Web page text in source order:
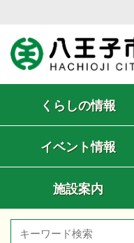
くらしの情報
イベント情報
施設案内